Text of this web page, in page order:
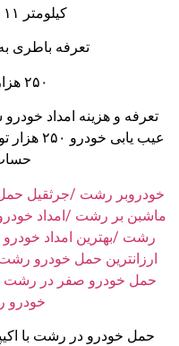
کیلومتر ۱۱ هزارتومان میباشد .
تعرفه باطری
۲۵۰ هزار تومان میباشد
تعرفه و هزینه امداد
عیب یابی
خودروبر رشت /جرثقیل
ماشبن بر رشت /امداد
رشت /بهترین امداد
ارزانترین حمل خودرو
حمل خودرو صفر در رشت
خودرو
حمل خودرو در رشت با